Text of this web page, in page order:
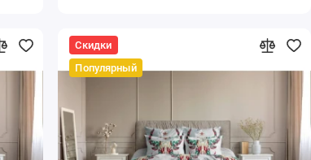
Скидки
Популярный